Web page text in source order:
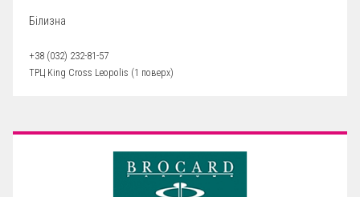
Білизна
+38 (032) 232-81-57
ТРЦ King Cross Leopolis (1 поверх)